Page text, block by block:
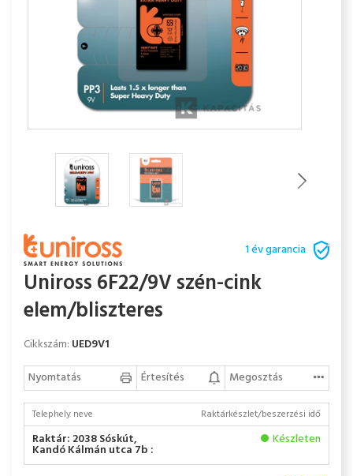
1 év garancia
Uniross 6F22/9V szén-cink
elem/bliszteres
Cikkszám: UED9V1
Nyomtatás
Értesítés Megosztás
Telephely neve Raktárkészlet/beszerzési idő
Raktár: 2038 Sóskút,
Kandó Kálmán utca 7b :
Készleten